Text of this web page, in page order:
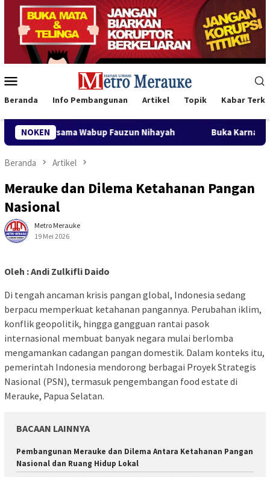
Loncat
konten
Mobile
Beranda Info Pembangunan Artikel Topik Kabar
NOKEN Buka Karnaval Pembangunan, Bupati Merauke
Beranda Artikel
Merauke dan Dilema Ketahanan Pangan
Nasional
Metro Merauke
19 Mei 2026
Oleh : Andi Zulkifli Daido
Di tengah ancaman krisis pangan global, Indonesia sedang
berpacu memperkuat ketahanan pangannya. Perubahan iklim,
konflik geopolitik, hingga gangguan rantai pasok
internasional membuat banyak negara mulai berlomba
mengamankan cadangan pangan domestik. Dalam konteks itu,
pemerintah Indonesia mendorong berbagai Proyek Strategis
Nasional (PSN), termasuk pengembangan food estate di
Merauke, Papua Selatan.
BACAAN LAINNYA
Pembangunan Merauke dan Dilema Antara Ketahanan Pangan
Nasional dan Ruang Hidup Lokal